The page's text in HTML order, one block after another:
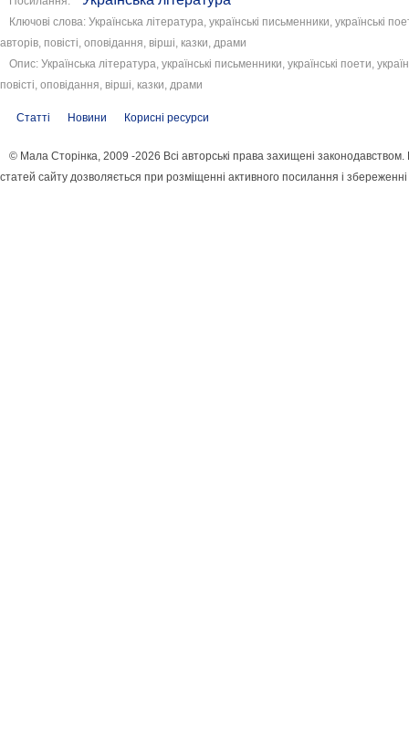
Ключові слова: Українська література, українські письменники, українські
авторів, повісті, оповідання, вірші, казки, драми
Опис: Українська література, українські письменники, українські поети,
повісті, оповідання, вірші, казки, драми
Статті Новини Корисні ресурси
© Мала Сторінка, 2009 -2026 Всі авторські права захищені
статей сайту дозволяється при розміщенні активного посилання і